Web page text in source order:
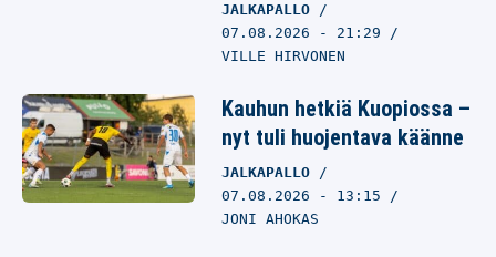
JALKAPALLO
07.08.2026 - 21:29
VILLE HIRVONEN
Kauhun hetkiä Kuopiossa –
nyt tuli huojentava käänne
JALKAPALLO
07.08.2026 - 13:15
JONI AHOKAS